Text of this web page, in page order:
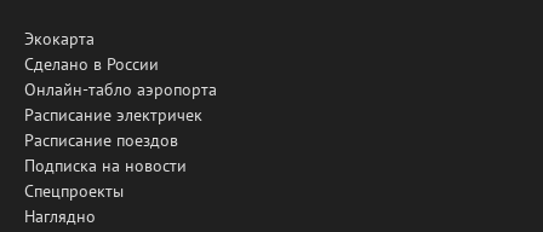
Экокарта
Сделано в России
Онлайн-табло аэропорта
Расписание электричек
Расписание поездов
Подписка на новости
Спецпроекты
Наглядно